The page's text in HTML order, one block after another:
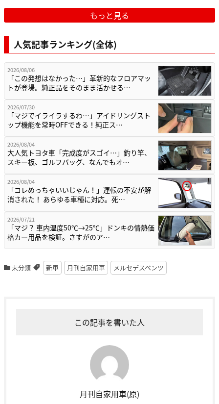
もっと見る
人気記事ランキング(全体)
2026/08/06
「この発想はなかった…」革新的なフロアマッ
トが登場。純正品をそのまま活かせる…
2026/07/30
「マジでイライラするわ…」アイドリングスト
ップ機能を常時OFFできる！純正ス…
2026/08/04
大人気トヨタ車「完成度がスゴイ…」釣り竿、
スキー板、ゴルフバッグ、なんでもオ…
2026/08/04
「コレめっちゃいいじゃん！」運転の不安が解
消された！ あらゆる車種に対応。死…
2026/07/21
「マジ？ 車内温度50℃→25℃」ドンキの情熱価
格カー用品を検証。さすがのア…
未分類 新車 月刊自家用車 メルセデスベンツ
この記事を書いた人
月刊自家用車(原)